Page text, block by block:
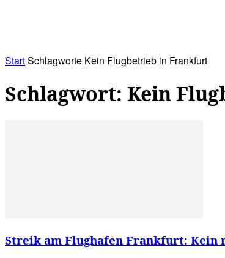
StartSchlagworte Kein Flugbetrieb in Frankfurt
Schlagwort: Kein
Streik am Flughafen Frankfurt: Kein